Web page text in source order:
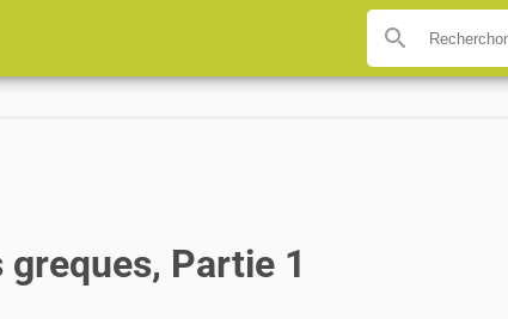
search
greques, Partie 1